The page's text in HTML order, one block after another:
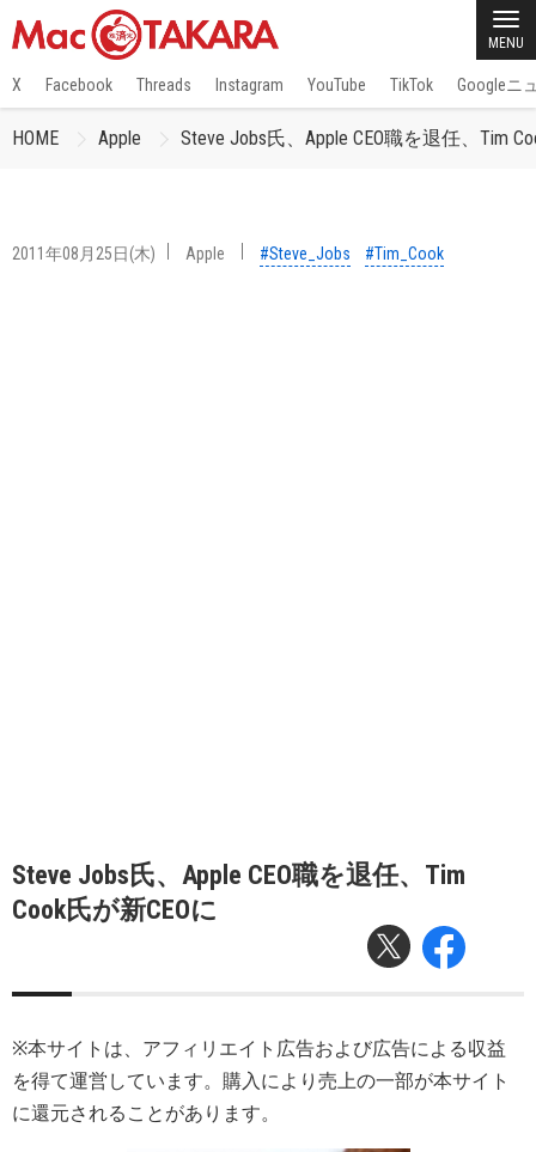
MENU
X Facebook Threads Instagram YouTube TikTok Googleニ
HOME Apple Steve Jobs氏、Apple CEO職を退任、Tim
2011年08月25日(木) Apple #Steve_Jobs #Tim_Cook
Steve Jobs氏、Apple CEO職を退任、Tim
Cook氏が新CEOに
※本サイトは、アフィリエイト広告および広告による収益
を得て運営しています。購入により売上の一部が本サイト
に還元されることがあります。